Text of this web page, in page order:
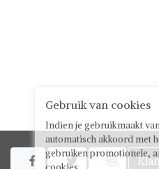
  
Gebruik van cookies
Indien je gebruikmaakt
automatisch akkoord met
gebruiken promotionele,